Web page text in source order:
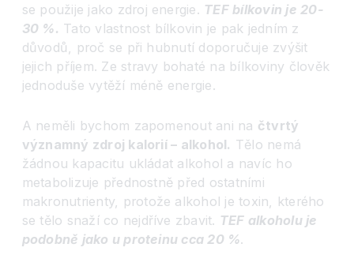
se použije jako zdroj energie. TEF bílkovin je 20-
30 %. Tato vlastnost bílkovin je pak jedním z
důvodů, proč se při hubnutí doporučuje zvýšit
jejich příjem. Ze stravy bohaté na bílkoviny člověk
jednoduše vytěží méně energie.
A neměli bychom zapomenout ani na čtvrtý
významný zdroj kalorií – alkohol. Tělo nemá
žádnou kapacitu ukládat alkohol a navíc ho
metabolizuje přednostně před ostatními
makronutrienty, protože alkohol je toxin, kterého
se tělo snaží co nejdříve zbavit. TEF alkoholu je
podobně jako u proteinu cca 20 %.